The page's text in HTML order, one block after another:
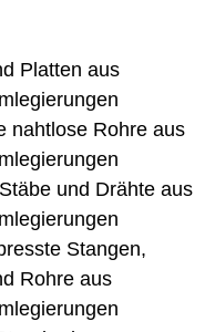
Platten aus
nahtlose Rohre aus
und Drähte aus
Stangen,
Rohre aus